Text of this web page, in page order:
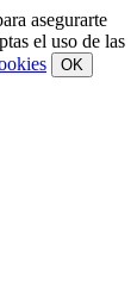
asegurarte
el uso de las
OK